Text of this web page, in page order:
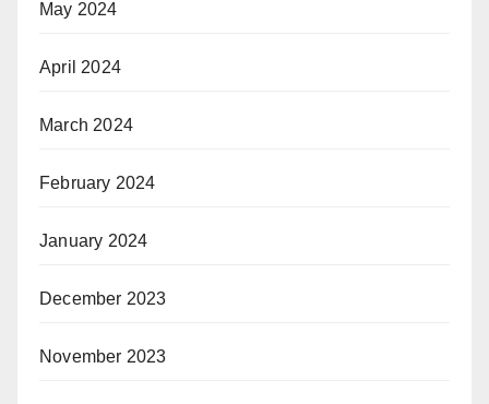
May 2024
April 2024
March 2024
February 2024
January 2024
December 2023
November 2023